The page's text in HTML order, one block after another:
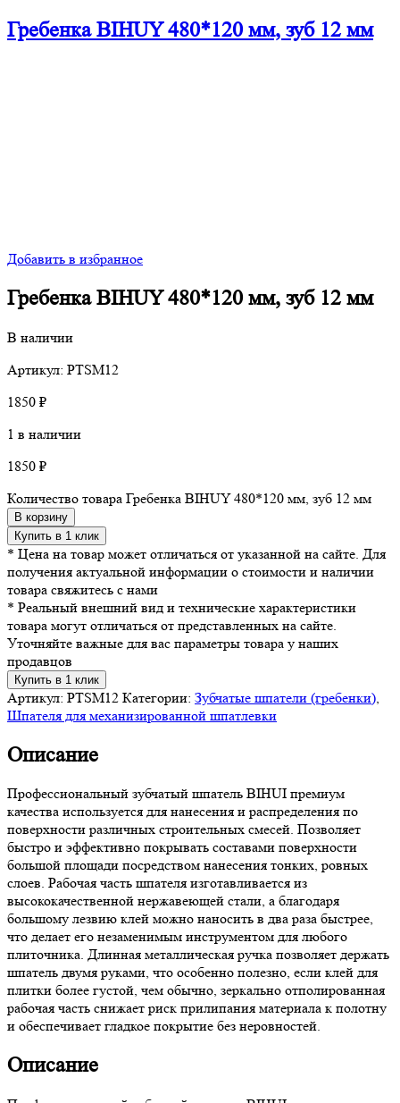
Гребенка BIHUY 480*120 мм, зуб 12 мм
Добавить в избранное
Гребенка BIHUY 480*120 мм, зуб 12 мм
В наличии
Артикул: PTSM12
1850 ₽
1 в наличии
1850 ₽
Количество товара Гребенка BIHUY 480*120 мм, зуб 12 мм
В корзину
Купить в 1 клик
* Цена на товар может отличаться от указанной на сайте. Для
получения актуальной информации о стоимости и наличии
товара свяжитесь с нами
* Реальный внешний вид и технические характеристики
товара могут отличаться от представленных на сайте.
Уточняйте важные для вас параметры товара у наших
продавцов
Купить в 1 клик
Артикул: PTSM12 Категории: Зубчатые шпатели (гребенки)
Шпателя для механизированной шпатлевки
Описание
Профессиональный зубчатый шпатель BIHUI премиум
качества используется для нанесения и распределения по
поверхности различных строительных смесей. Позволяет
быстро и эффективно покрывать составами поверхности
большой площади посредством нанесения тонких, ровных
слоев. Рабочая часть шпателя изготавливается из
высококачественной нержавеющей стали, а благодаря
большому лезвию клей можно наносить в два раза быстрее,
что делает его незаменимым инструментом для любого
плиточника. Длинная металлическая ручка позволяет держать
шпатель двумя руками, что особенно полезно, если клей для
плитки более густой, чем обычно, зеркально отполированная
рабочая часть снижает риск прилипания материала к полотну
и обеспечивает гладкое покрытие без неровностей.
Описание